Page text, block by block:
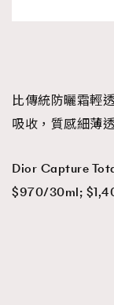
比傳統防曬霜輕
吸收，質感細薄
Dior Capture
$970/30ml;